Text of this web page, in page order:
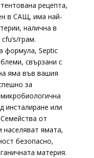
рецепта,
в САЩ, има най-
налична в
грам.
формула, Septic
свързани с
яма във вашия
за
инсталиране или
от
населяват ямата,
безопасно,
материя.